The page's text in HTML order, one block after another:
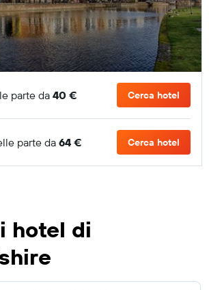
parte da 40 € Cerca hotel
parte da64 € Cerca hotel
hotel di